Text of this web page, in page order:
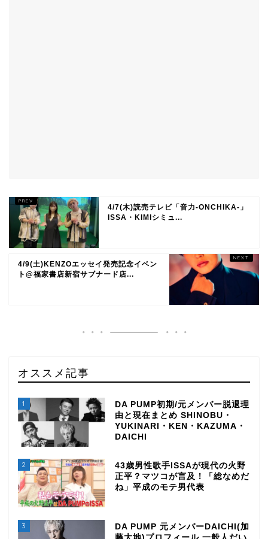
4/7(木)読売テレビ「音力-ONCHIKA-」
ISSA・KIMIシミュ...
4/9(土)KENZOエッセイ発売記念イベン
ト@福家書店新宿サブナード店...
オススメ記事
1
DA PUMP初期/元メンバー脱退理
由と現在まとめ SHINOBU・
YUKINARI・KEN・KAZUMA・
DAICHI
2
43歳男性歌手ISSAが現代の火野
正平？マツコが言及！「総なめだ
ね」平成のモテ男代表
3
DA PUMP 元メンバーDAICHI(加